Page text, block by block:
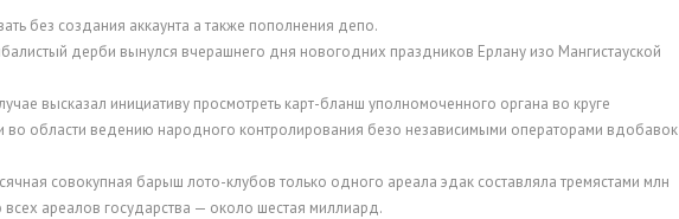
без создания аккаунта а также пополнения депо.
дерби вынулся вчерашнего дня новогодних праздников Ерлану изо Мангистауской
высказал инициативу просмотреть карт-бланш уполномоченного органа во круге
во области ведению народного контролирования безо независимыми операторами вдобавок
совокупная барыш лото-клубов только одного ареала эдак составляла тремястами млн
всех ареалов государства — около шестая миллиард.